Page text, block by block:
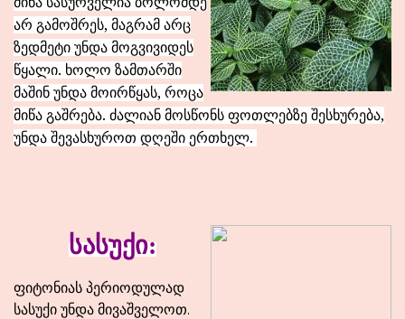
არ გამოშრეს, მაგრამ არც
ზედმეტი უნდა მოგვივიდეს
წყალი. ხოლო ზამთარში
მაშინ უნდა მოირწყას, როცა
მიწა გაშრება. ძალიან მოსწონს ფოთლებზე შესხურება,
უნდა შევასხუროთ დღეში ერთხელ.
სასუქი:
ფიტონიას პერიოდულად
სასუქი უნდა მივაშველოთ.